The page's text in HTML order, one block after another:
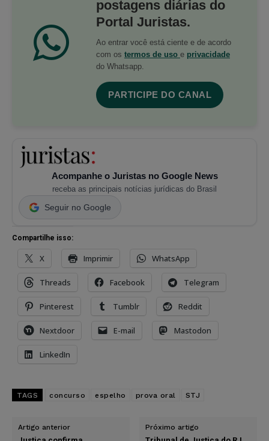
postagens diárias do
Portal Juristas.
Ao entrar você está ciente e de acordo
com os termos de uso e privacidade
do Whatsapp.
PARTICIPE DO CANAL
Acompanhe o Juristas no Google News
receba as principais notícias jurídicas do Brasil
Seguir no Google
Compartilhe isso:
X Imprimir WhatsApp
Threads Facebook Telegram
Pinterest Tumblr Reddit
Nextdoor E-mail Mastodon
LinkedIn
TAGS concurso espelho prova oral STJ
Artigo anterior Próximo artigo